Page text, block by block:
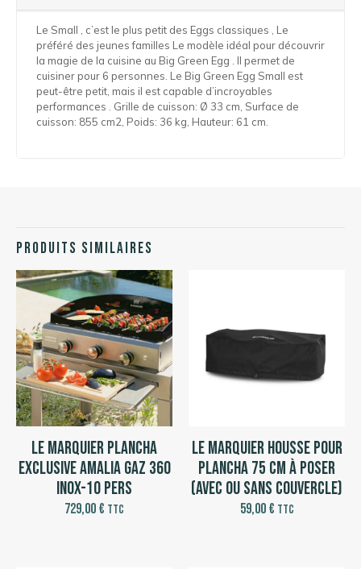
Le Small , c’est le plus petit des Eggs classiques , Le
préféré des jeunes familles Le modèle idéal pour découvrir
la magie de la cuisine au Big Green Egg . Il permet de
cuisiner pour 6 personnes. Le Big Green Egg Small est
peut-être petit, mais il est capable d’incroyables
performances . Grille de cuisson: Ø 33 cm, Surface de
cuisson: 855 cm2, Poids: 36 kg, Hauteur: 61 cm.
Produits similaires
Le Marquier Plancha
Exclusive Amalia Gaz 360
Inox-10 pers
729,00€ TTC
Le Marquier Housse pour
Plancha 75 cm à poser
(avec ou sans couvercle)
59,00€ TTC